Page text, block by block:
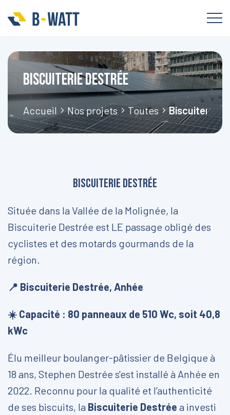
Biscuiterie Destrée
Accueil Nos projets Toutes Biscuiterie
Biscuiterie Destrée
Située dans la Vallée de la Molignée, la
Biscuiterie Destrée est LE passage obligé des
cyclistes et des motards gourmands de la
région.
📍 Biscuiterie Destrée, Anhée
☀️ Capacité : 80 panneaux de 510 Wc, soit 40,8
kWc
Élu meilleur boulanger-pâtissier de Belgique à
18 ans, Stephen Destrée s'est installé à Anhée en
2022. Reconnu pour la qualité et l’authenticité
de ses biscuits, la Biscuiterie Destrée a investi